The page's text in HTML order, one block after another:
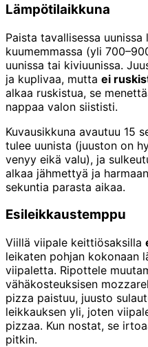
Lämpötilaikkuna
Paista tavallisessa
kuumemmassa (yli
uunissa tai kiviuunissa.
ja kuplivaa, mutta ei
alkaa ruskistua, se
nappaa valon siististi.
Kuvausikkuna avautuu 15
tulee uunista (juuston on
venyy eikä valu), ja
alkaa jähmettyä ja
sekuntia parasta aikaa.
Esileikkaustemppu
Viillä viipale keittiösaksilla
leikaten pohjan kokonaan
viipaletta. Ripottele
vähäkosteuksisen
pizza paistuu, juusto
leikkauksen yli, joten
pizzaa. Kun nostat, se
pitkin.